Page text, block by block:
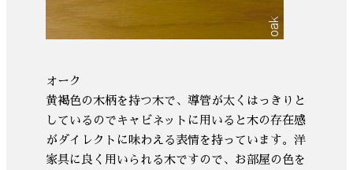
オーク
黄褐色の木柄を持つ木で、導管が太くはっきりと
しているのでキャビネットに用いると木の存在感
がダイレクトに味わえる表情を持っています。洋
家具に良く用いられる木ですので、お部屋の色を